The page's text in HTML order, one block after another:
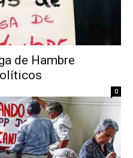
de Hambre
0